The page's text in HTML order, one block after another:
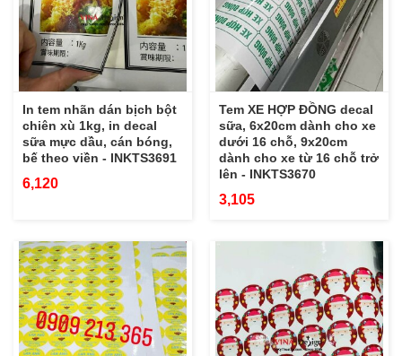
In tem nhãn dán bịch bột
chiên xù 1kg, in decal
sữa mực dầu, cán bóng,
bế theo viền - INKTS3691
6,120
Tem XE HỢP ĐỒNG decal
sữa, 6x20cm dành cho xe
dưới 16 chỗ, 9x20cm
dành cho xe từ 16 chỗ trở
lên - INKTS3670
3,105